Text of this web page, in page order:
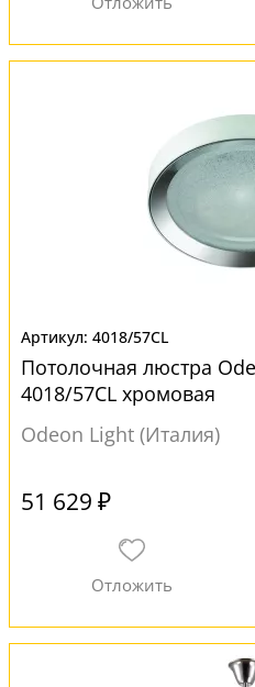
4018/57CL
Потолочная люстра
4018/57CL хромовая
Odeon Light (Италия)
51 629 ₽